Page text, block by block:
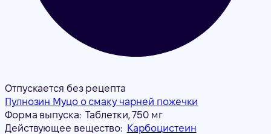
Отпускается без рецепта
Пулнозин Муцо о смаку чарней пожечки
Форма выпуска: Таблетки, 750 мг
Действующее вещество:
Карбоцистеин